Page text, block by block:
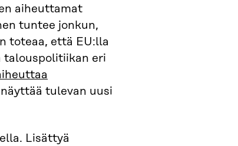
aiheuttamat
tuntee jonkun,
toteaa, että EU:lla
talouspolitiikan eri
tulevan uusi
Lisättyä